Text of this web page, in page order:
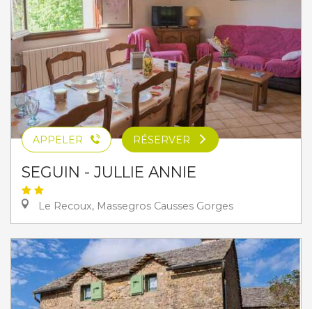
APPELER RÉSERVER
SEGUIN - JULLIE ANNIE
Le Recoux, Massegros Causses Gorges